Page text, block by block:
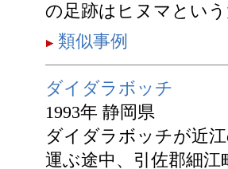
の足跡はヒヌマとい
類似事例
ダイダラボッチ
1993年 静岡県
ダイダラボッチが近
運ぶ途中、引佐郡細